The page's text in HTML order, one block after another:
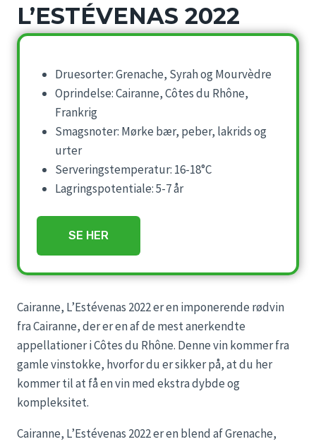
L’ESTÉVENAS 2022
Druesorter: Grenache, Syrah og Mourvèdre
Oprindelse: Cairanne, Côtes du Rhône,
Frankrig
Smagsnoter: Mørke bær, peber, lakrids og
urter
Serveringstemperatur: 16-18°C
Lagringspotentiale: 5-7 år
SE HER
Cairanne, L’Estévenas 2022 er en imponerende rødvin
fra Cairanne, der er en af de mest anerkendte
appellationer i Côtes du Rhône. Denne vin kommer fra
gamle vinstokke, hvorfor du er sikker på, at du her
kommer til at få en vin med ekstra dybde og
kompleksitet.
Cairanne, L’Estévenas 2022 er en blend af Grenache,